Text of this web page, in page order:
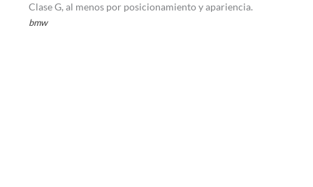
Clase G, al menos por posicionamiento y apariencia.
bmw